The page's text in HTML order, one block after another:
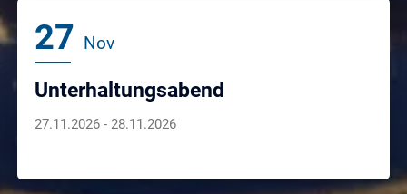
Nov
27
Unterhaltungsabend
27.11.2026 - 28.11.2026